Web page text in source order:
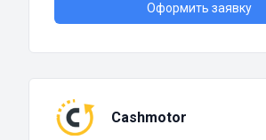
Оформить заявку
Cashmotor